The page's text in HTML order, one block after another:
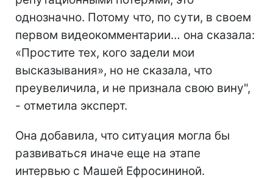
однозначно. Потому что, по сути, в своем
первом видеокомментарии… она сказала:
«Простите тех, кого задели мои
высказывания», но не сказала, что
преувеличила, и не признала свою вину",
- отметила эксперт.
Она добавила, что ситуация могла бы
развиваться иначе еще на этапе
интервью с Машей Ефросининой.